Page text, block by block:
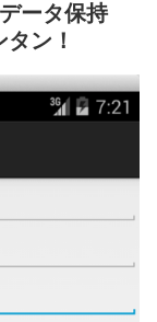
ータ保持
ン！